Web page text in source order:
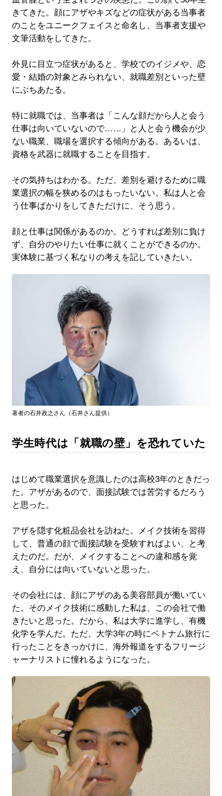
きてきた。顔にアザやキズなどの症状がある当事者
のことをユニークフェイスと命名し、当事者支援や
文筆活動をしてきた。
外見に目立つ症状があると、学校でのイジメや、恋
愛・結婚の対象とみられない、就職差別といった壁
にぶちあたる。
特に就職では、当事者は「こんな顔だから人と会う
仕事は向いていないので……」と人と会う機会が少
ない職業、職場を選択する傾向がある。あるいは、
資格を武器に就職することを目指す。
その気持ちはわかる。ただ、差別を避けるために職
業選択の幅を狭めるのはもったいない。私は人と会
う仕事ばかりをしてきただけに、そう思う。
顔と仕事は関係があるのか。どうすれば差別に負け
ず、自分のやりたい仕事に就くことができるのか。
実体験に基づく私なりの考えを記していきたい。
著者の石井政之さん（石井さん提供）
学生時代は「就職の壁」を恐れていた
はじめて職業選択を意識したのは高校3年のときだっ
た。アザがあるので、面接試験では苦労するだろう
と思った。
アザを隠す化粧品会社を訪ねた。メイク技術を習得
して、普通の顔で面接試験を受験すればよい、と考
えたのだ。だが、メイクすることへの違和感を覚
え、自分には向いていないと思った。
その会社には、顔にアザのある美容部員が働いてい
た。そのメイク技術に感動した私は、この会社で働
きたいと思った。だから、私は大学に進学し、有機
化学を学んだ。ただ、大学3年の時にベトナム旅行に
行ったことをきっかけに、海外報道をするフリージ
ャーナリストに憧れるようになった。